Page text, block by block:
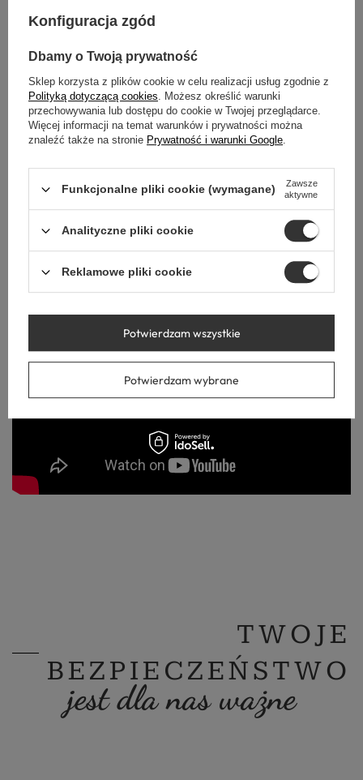
POZNAJ
LUSTRA
Odkryj lustra Balneo, które łączą elegancję, nowoczesne
technologie i wyjątkową jakość wykonania. Dzięki
wykończeniu, nasze lustra nie tylko dodają stylu Twojej
łazience, ale także podnoszą komfort codziennego
użytkowania.
Zobacz nasz film i poznaj wszystkie zalety luster Balneo!
Dowiedz się, jak mogą odmienić Twoją przestrzeń!
TWOJE
BEZPIECZEŃSTWO
jest dla nas ważne
Konfiguracja zgód
Dbamy o Twoją prywatność
Sklep korzysta z plików cookie w celu realizacji usług zgodnie z
Polityką dotyczącą cookies. Możesz określić warunki
przechowywania lub dostępu do cookie w Twojej przeglądarce.
Więcej informacji na temat warunków i prywatności można
znaleźć także na stronie Prywatność i warunki Google.
Funkcjonalne pliki cookie (wymagane)
Zawsze
aktywne
Analityczne pliki cookie
Reklamowe pliki cookie
Potwierdzam wybrane
Potwierdzam wszystkie